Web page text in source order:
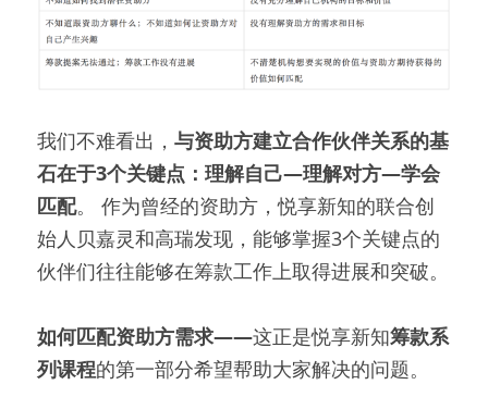
我们不难看出， 与资助方建立合作伙伴关系的基
石在于3个关键点：理解自己—理解对方—学会
匹配。 作为曾经的资助方，悦享新知的联合创
始人贝嘉灵和高瑞发现，能够掌握3个关键点的
伙伴们往往能够在筹款工作上取得进展和突破。
如何匹配资助方需求——这正是悦享新知筹款系
列课程的第一部分希望帮助大家解决的问题。